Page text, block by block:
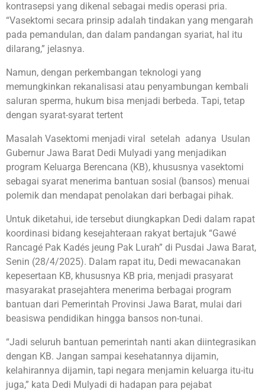
kontrasepsi yang dikenal sebagai medis operasi pria.
“Vasektomi secara prinsip adalah tindakan yang mengarah
pada pemandulan, dan dalam pandangan syariat, hal itu
dilarang,” jelasnya.
Namun, dengan perkembangan teknologi yang
memungkinkan rekanalisasi atau penyambungan kembali
saluran sperma, hukum bisa menjadi berbeda. Tapi, tetap
dengan syarat-syarat tertent
Masalah Vasektomi menjadi viral setelah adanya Usulan
Gubernur Jawa Barat Dedi Mulyadi yang menjadikan
program Keluarga Berencana (KB), khususnya vasektomi
sebagai syarat menerima bantuan sosial (bansos) menuai
polemik dan mendapat penolakan dari berbagai pihak.
Untuk diketahui, ide tersebut diungkapkan Dedi dalam rapat
koordinasi bidang kesejahteraan rakyat bertajuk “Gawé
Rancagé Pak Kadés jeung Pak Lurah” di Pusdai Jawa Barat,
Senin (28/4/2025). Dalam rapat itu, Dedi mewacanakan
kepesertaan KB, khususnya KB pria, menjadi prasyarat
masyarakat prasejahtera menerima berbagai program
bantuan dari Pemerintah Provinsi Jawa Barat, mulai dari
beasiswa pendidikan hingga bansos non-tunai.
“Jadi seluruh bantuan pemerintah nanti akan diintegrasikan
dengan KB. Jangan sampai kesehatannya dijamin,
kelahirannya dijamin, tapi negara menjamin keluarga itu-itu
juga,” kata Dedi Mulyadi di hadapan para pejabat